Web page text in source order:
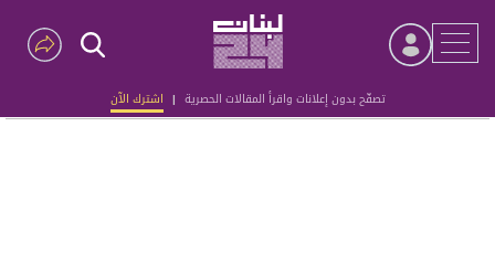
تصفّح بدون إعلانات واقرأ المقالات الحصرية | اشترك الآن
Advertisement